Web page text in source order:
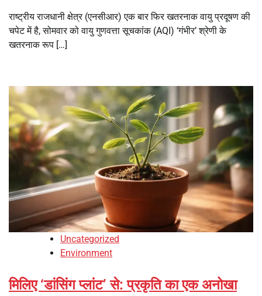
राष्ट्रीय राजधानी क्षेत्र (एनसीआर) एक बार फिर खतरनाक वायु प्रदूषण की
चपेट में है, सोमवार को वायु गुणवत्ता सूचकांक (AQI) ‘गंभीर’ श्रेणी के
खतरनाक रूप […]
Uncategorized
Environment
मिलिए ‘डांसिंग प्लांट’ से: प्रकृति का एक अनोखा